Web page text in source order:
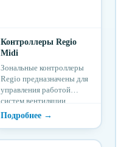
Контроллеры Regio
Midi
Зональные контроллеры
Regio предназначены для
управления работой
систем вентиляции,
кондиционирования и
отопления. Контроллеры